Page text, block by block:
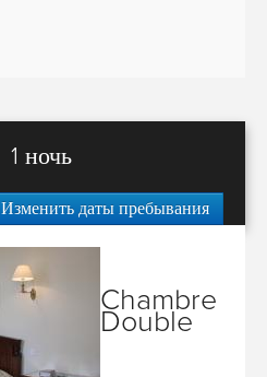
1 ночь
Изменить даты пребывания
Chambre
Double